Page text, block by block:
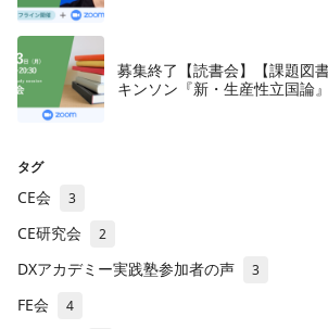
募集終了【読書会】【課題図
キンソン『新・生産性立国論
タグ
CE会 3
CE研究会 2
DXアカデミー実践塾参加者の声 3
FE会 4